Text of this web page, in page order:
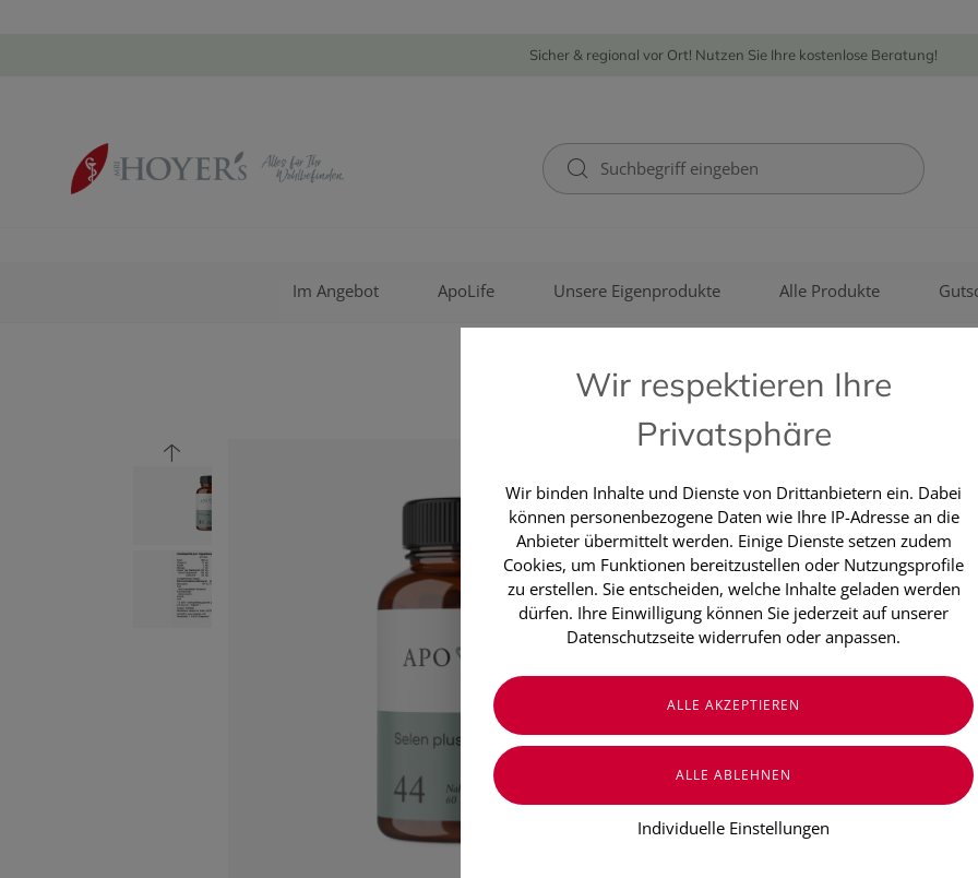
Sicher & regional vor Ort! Nutzen Sie Ihre kostenlose Beratung!
Im Angebot ApoLife Unsere Eigenprodukte Alle Produkte
St. Valentinus - Apotheke und
Nr. 44
€ 19,50
Preis inkl. MwSt.
zzgl. Versandkosten
Wir respektieren Ihre
Privatsphäre
Wir binden Inhalte und Dienste von Drittanbietern ein. Dabei
können personenbezogene Daten wie Ihre IP-Adresse an die
Anbieter übermittelt werden. Einige Dienste setzen zudem
Cookies, um Funktionen bereitzustellen oder Nutzungsprofile
zu erstellen. Sie entscheiden, welche Inhalte geladen werden
dürfen. Ihre Einwilligung können Sie jederzeit auf unserer
Datenschutzseite widerrufen oder anpassen.
Individuelle Einstellungen